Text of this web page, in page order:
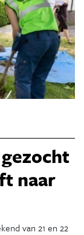
naar
van 21 en 22